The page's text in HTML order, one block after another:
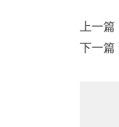
上一篇
下一篇